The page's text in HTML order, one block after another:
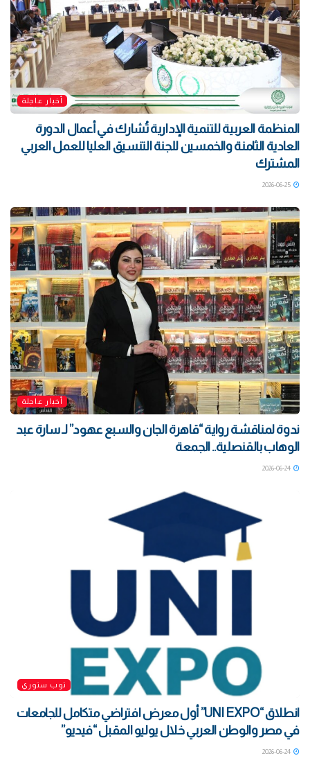
أخبار عاجلة
المنظمة العربية للتنمية الإدارية تُشارك في أعمال الدورة
العادية الثامنة والخمسين للجنة التنسيق العليا للعمل العربي
المشترك
أخبار عاجلة
ندوة لمناقشة رواية “قاهرة الجان والسبع عهود” لـ سارة عبد
الوهاب بالقنصلية.. الجمعة
توب ستوري
انطلاق “UNI EXPO” أول معرض افتراضي متكامل للجامعات
في مصر والوطن العربي خلال يوليو المقبل “فيديو”